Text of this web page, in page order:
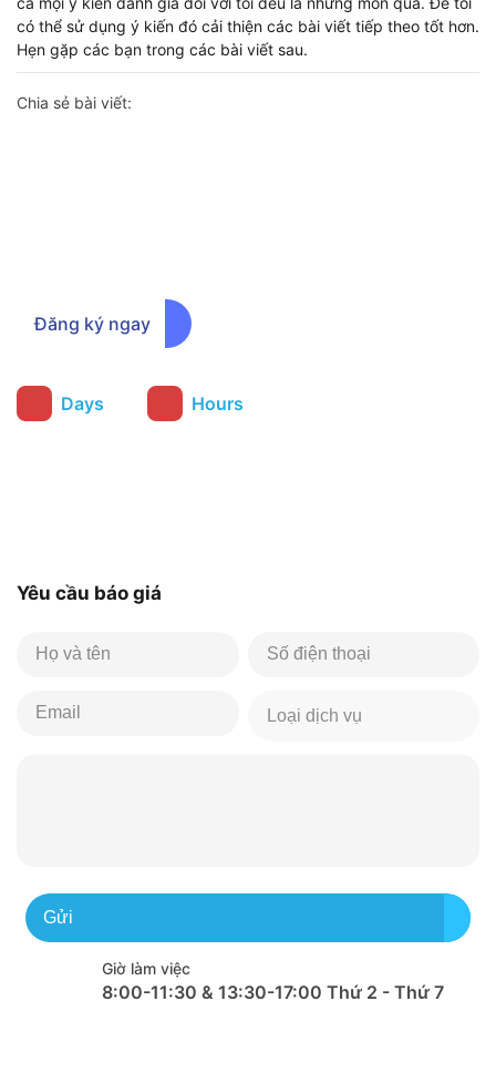
có thể sử dụng ý kiến đó cải thiện các bài viết tiếp theo tốt hơn.
Hẹn gặp các bạn trong các bài viết sau.
Chia sẻ bài viết:
Đăng ký ngay
Days Hours
Yêu cầu báo giá
Gửi
Giờ làm việc
8:00-11:30 & 13:30-17:00 Thứ 2 - Thứ 7